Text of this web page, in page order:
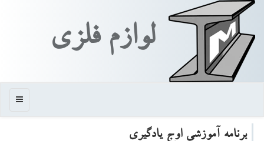
لوازم فلزی
منو
برنامه آموزشی اوج یادگیری